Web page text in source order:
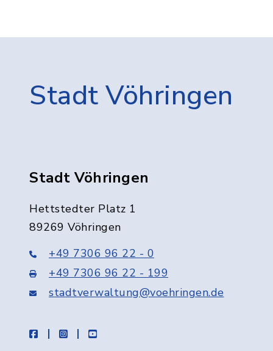
Stadt Vöhringen
Stadt Vöhringen
Hettstedter Platz 1
89269 Vöhringen
+49 7306 96 22 - 0
+49 7306 96 22 - 199
stadtverwaltung@voehringen.de
facebookinstagramyoutube